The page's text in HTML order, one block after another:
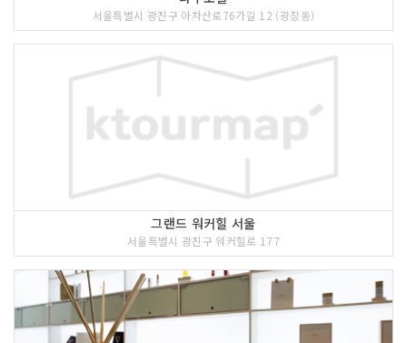
서울특별시 광진구 아차산로76가길 12 (광장동)
그랜드 워커힐 서울
서울특별시 광진구 워커힐로 177